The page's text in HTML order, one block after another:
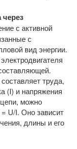
через
с активной
с
вид энергии.
труда,
(I) и напряжения
можно
= U/I. Оно зависит
длины и его